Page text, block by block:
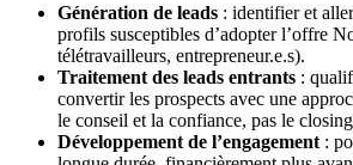
Génération de leads : identifier et
profils susceptibles d’adopter l’offre
télétravailleurs, entrepreneur.e.s).
Traitement des leads entrants :
convertir les prospects avec une
le conseil et la confiance, pas le
Développement de l’engagement :